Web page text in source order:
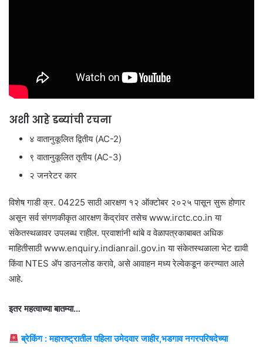
अशी आहे डब्यांची रचना
४ वातानुकूलित द्वितीय (AC-2)
९ वातानुकूलित तृतीय (AC-3)
२ जनरेटर कार
विशेष गाडी क्र. 04225 साठी आरक्षण १२ ऑक्टोबर २०२५ पासून सुरू होणार
असून सर्व संगणकीकृत आरक्षण केंद्रांवर तसेच www.irctc.co.in या
संकेतस्थळावर उपलब्ध राहील. प्रवाशांनी थांबे व वेळापत्रकाबाबत अधिक
माहितीसाठी www.enquiry.indianrail.gov.in या संकेतस्थळाला भेट द्यावी
किंवा NTES ॲप डाउनलोड करावे, असे आवाहन मध्य रेल्वेकडून करण्यात आले
आहे.
इतर महत्वाच्या बातम्या…
ब्रेकिंग : महाराष्ट्रातील पहिला उमेदवार जाहीर,भडगाव नगरपरिषदेच्या